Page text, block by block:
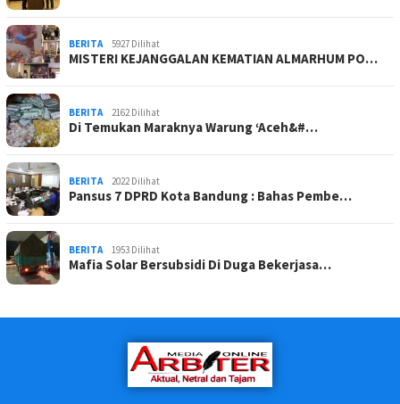
BERITA 5927 Dilihat
MISTERI KEJANGGALAN KEMATIAN ALMARHUM PO…
BERITA 2162 Dilihat
Di Temukan Maraknya Warung ‘Aceh&#…
BERITA 2022 Dilihat
Pansus 7 DPRD Kota Bandung : Bahas Pembe…
BERITA 1953 Dilihat
Mafia Solar Bersubsidi Di Duga Bekerjasa…